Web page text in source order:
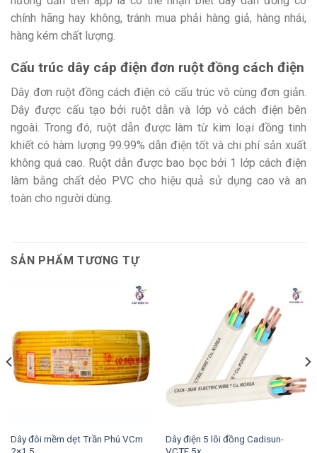
chính hãng hay không, tránh mua phải hàng giả, hàng nhái,
hàng kém chất lượng.
Cấu trúc dây cáp điện đơn ruột đồng cách điện
Dây đơn ruột đồng cách điện có cấu trúc vô cùng đơn giản.
Dây được cấu tạo bởi ruột dẫn và lớp vỏ cách điện bên
ngoài. Trong đó, ruột dẫn được làm từ kim loại đồng tinh
khiết có hàm lượng 99.99% dẫn điện tốt và chi phí sản xuất
không quá cao. Ruột dẫn được bao bọc bởi 1 lớp cách điện
làm bằng chất dẻo PVC cho hiệu quả sử dụng cao và an
toàn cho người dùng.
SẢN PHẨM TƯƠNG TỰ
Dây đôi mềm dẹt Trần Phú VCm
Dây điện 5 lõi đồng Cadisun-